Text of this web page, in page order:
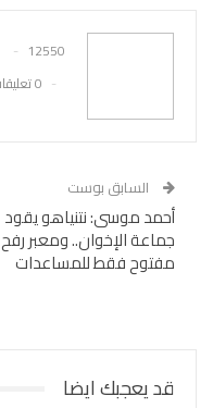
12550 المشاركات
0 تعليقات
السابق بوست
أحمد موسى: نتنياهو يقود
جماعة الإخوان.. ومعبر رفح
مفتوح فقط للمساعدات
قد يعجبك ايضا